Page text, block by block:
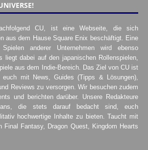
CU, ist eine Webseite, die sich
aus dem Hause Square Enix beschäftigt. Eine
anderer Unternehmen wird ebenso
liegt dabei auf den japanischen Rollenspielen,
aus dem Indie-Bereich. Das Ziel von CU ist
mit News, Guides (Tipps & Lösungen),
Reviews zu versorgen. Wir besuchen zudem
und berichten darüber. Unsere Redakteure
die stets darauf bedacht sind, euch
hochwertige Inhalte zu bieten. Taucht mit
Final Fantasy, Dragon Quest, Kingdom Hearts